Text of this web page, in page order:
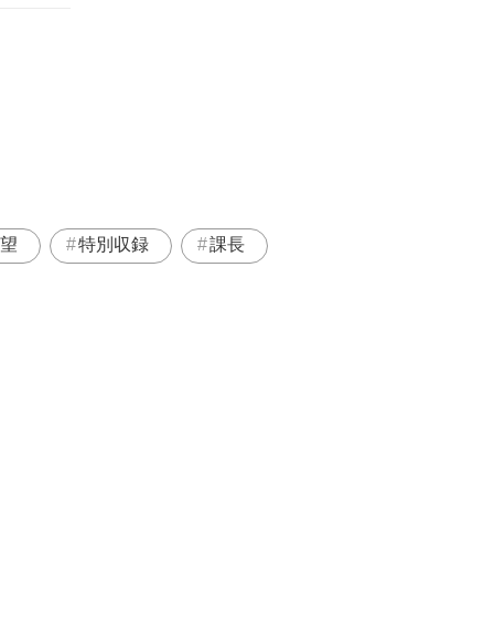
特別収録 課長